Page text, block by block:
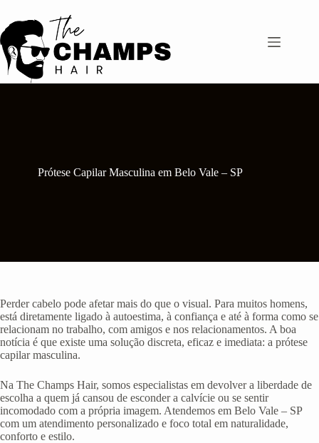
para
o
conteúdo
Prótese Capilar Masculina em Belo Vale – SP
Perder cabelo pode afetar mais do que o visual. Para muitos homens,
está diretamente ligado à autoestima, à confiança e até à forma como se
relacionam no trabalho, com amigos e nos relacionamentos. A boa
notícia é que existe uma solução discreta, eficaz e imediata: a prótese
capilar masculina.
Na The Champs Hair, somos especialistas em devolver a liberdade de
escolha a quem já cansou de esconder a calvície ou se sentir
incomodado com a própria imagem. Atendemos em Belo Vale – SP
com um atendimento personalizado e foco total em naturalidade,
conforto e estilo.